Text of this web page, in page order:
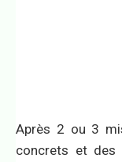
Après 2 ou 3
concrets et des